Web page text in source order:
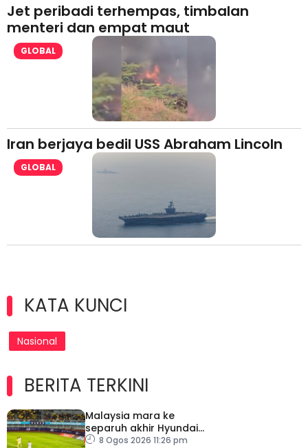
Jet peribadi terhempas, timbalan
menteri dan empat maut
GLOBAL
Iran berjaya bedil USS Abraham Lincoln
GLOBAL
KATA KUNCI
Nasional
BERITA TERKINI
Malaysia mara ke
separuh akhir Hyundai
ASEAN Cup
8 Ogos 2026 11:26 pm